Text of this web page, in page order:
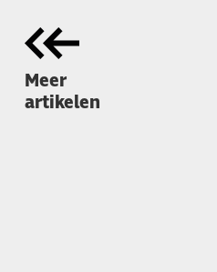
Meer
artikelen